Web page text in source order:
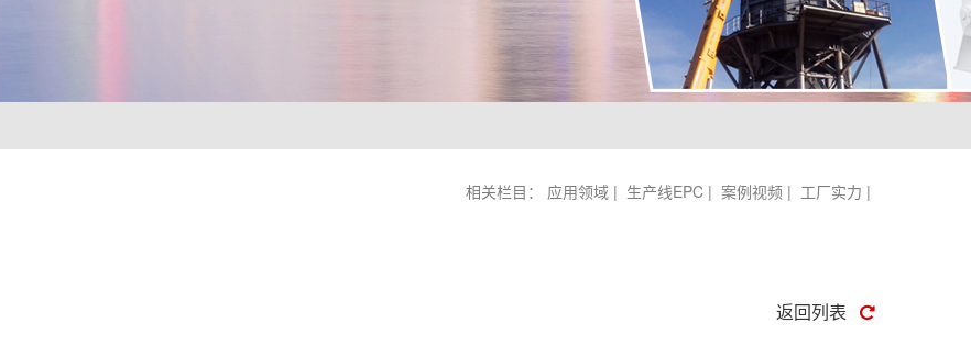
相关栏目： 应用领域 | 生产线EPC | 案例视频 | 工厂实力 |
返回列表